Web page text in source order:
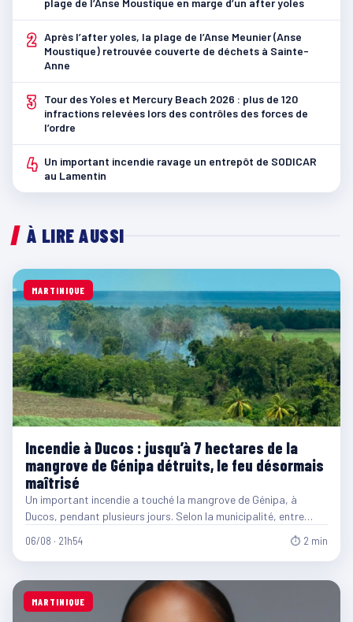
plage de l’Anse Moustique en marge d’un after yoles
2 Après l’after yoles, la plage de l’Anse Meunier (Anse
Moustique) retrouvée couverte de déchets à Sainte-
Anne
3
Tour des Yoles et Mercury Beach 2026 : plus de 120
infractions relevées lors des contrôles des forces de
l’ordre
4 Un important incendie ravage un entrepôt de SODICAR
au Lamentin
À LIRE AUSSI
MARTINIQUE
Incendie à Ducos : jusqu’à 7 hectares de la
mangrove de Génipa détruits, le feu désormais
maîtrisé
Un important incendie a touché la mangrove de Génipa, à
Ducos, pendant plusieurs jours. Selon la municipalité, entre…
06/08 · 21h54 ⏱ 2 min
MARTINIQUE